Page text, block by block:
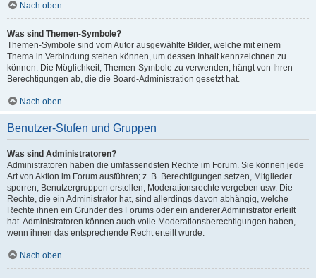
Nach oben
Was sind Themen-Symbole?
Themen-Symbole sind vom Autor ausgewählte Bilder, welche mit einem
Thema in Verbindung stehen können, um dessen Inhalt kennzeichnen zu
können. Die Möglichkeit, Themen-Symbole zu verwenden, hängt von Ihren
Berechtigungen ab, die die Board-Administration gesetzt hat.
Nach oben
Benutzer-Stufen und Gruppen
Was sind Administratoren?
Administratoren haben die umfassendsten Rechte im Forum. Sie können jede
Art von Aktion im Forum ausführen; z. B. Berechtigungen setzen, Mitglieder
sperren, Benutzergruppen erstellen, Moderationsrechte vergeben usw. Die
Rechte, die ein Administrator hat, sind allerdings davon abhängig, welche
Rechte ihnen ein Gründer des Forums oder ein anderer Administrator erteilt
hat. Administratoren können auch volle Moderationsberechtigungen haben,
wenn ihnen das entsprechende Recht erteilt wurde.
Nach oben